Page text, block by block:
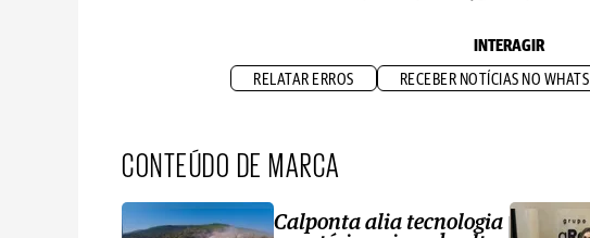
INTERAGIR
RELATAR ERROS RECEBER NOTÍCIAS NO WHATS
CONTEÚDO DE MARCA
Calponta alia tecnologia